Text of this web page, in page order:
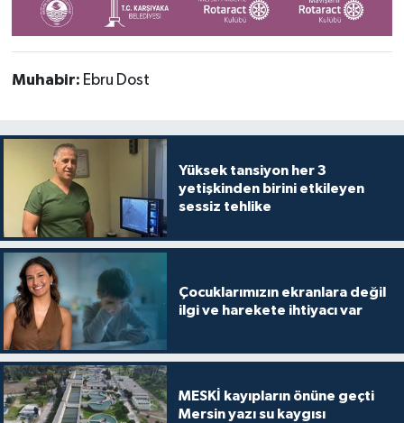
Muhabir: Ebru Dost
Yüksek tansiyon her 3
yetişkinden birini etkileyen
sessiz tehlike
Çocuklarımızın ekranlara değil
ilgi ve harekete ihtiyacı var
MESKİ kayıpların önüne geçti
Mersin yazı su kaygısı